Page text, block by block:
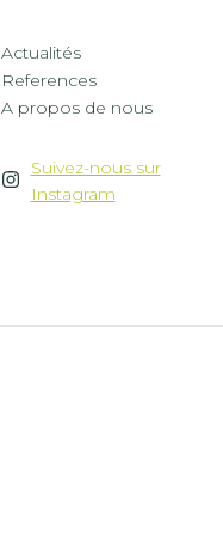
Footer
menu
middle
right
Actualités
References
A propos de nous
Suivez-nous sur
Instagram